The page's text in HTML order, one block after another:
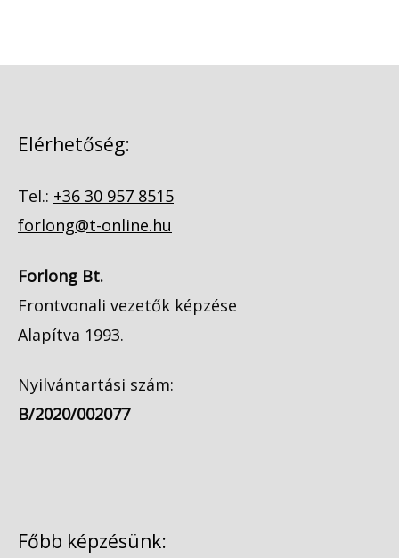
Elérhetőség:
Tel.: +36 30 957 8515
forlong@t-online.hu
Forlong Bt.
Frontvonali vezetők képzése
Alapítva 1993.
Nyilvántartási szám:
B/2020/002077
Főbb képzésünk: